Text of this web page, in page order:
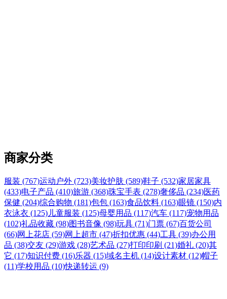
商家分类
服装 (767)运动户外 (723)美妆护肤 (589)鞋子 (532)家居家具
(433)电子产品 (410)旅游 (368)珠宝手表 (278)奢侈品 (234)医药
保健 (204)综合购物 (181)包包 (163)食品饮料 (163)眼镜 (150)内
衣泳衣 (125) 儿童服装 (125)母婴用品 (117)汽车 (117)宠物用品
(102)礼品收藏 (98)图书音像 (98)玩具 (71)门票 (67)百货公司
(66)网上花店 (59)网上超市 (47)折扣优惠 (44)工具 (39)办公用
品 (38)交友 (29)游戏 (28)艺术品 (27)打印印刷 (21)婚礼 (20)其
它 (17)知识付费 (16)乐器 (15)域名主机 (14)设计素材 (12)帽子
(11)学校用品 (10)快递转运 (9)